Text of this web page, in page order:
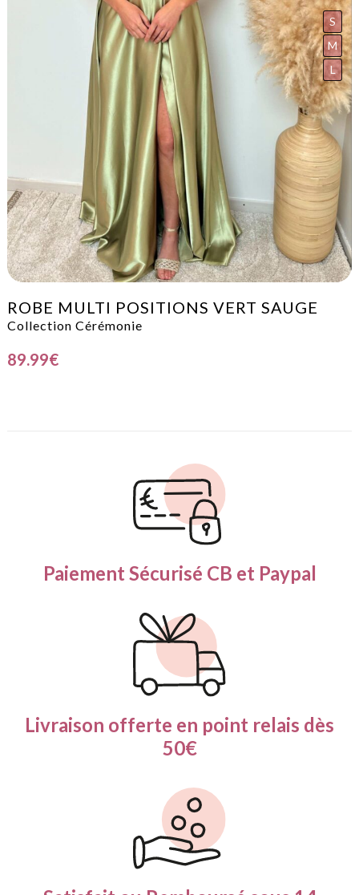
ROBE MULTI POSITIONS VERT SAUGE
Collection Cérémonie
S
M
L
89.99€
Paiement Sécurisé CB et Paypal
Livraison offerte en point relais dès
50€